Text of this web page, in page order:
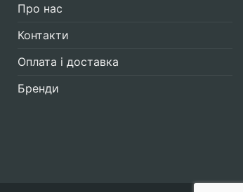
Про нас
Контакти
Оплата і доставка
Бренди